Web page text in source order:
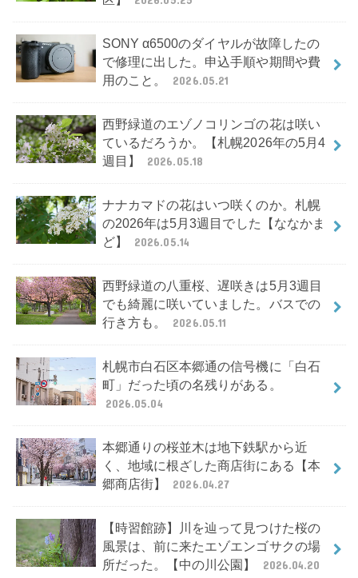
SONY α6500のダイヤルが故障したの
で修理に出した。申込手順や期間や費
用のこと。
2026.05.21
西野緑道のエゾノコリンゴの花は咲い
ているだろうか。【札幌2026年の5月4
週目】
2026.05.18
ナナカマドの花はいつ咲くのか。札幌
の2026年は5月3週目でした【ななかま
ど】
2026.05.14
西野緑道の八重桜、遅咲きは5月3週目
でも綺麗に咲いていました。バスでの
行き方も。
2026.05.11
札幌市白石区本郷通の信号機に「白石
町」だった頃の名残りがある。
2026.05.04
本郷通りの桜並木は地下鉄駅から近
く、地域に根ざした商店街にある【本
郷商店街】
2026.04.27
【時習館跡】川を辿って見つけた桜の
風景は、前に来たエゾエンゴサクの場
所だった。【中の川公園】
2026.04.20